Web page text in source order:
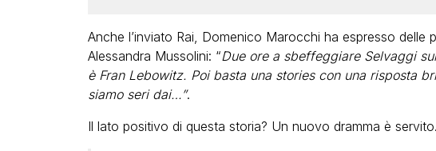
Anche l’inviato Rai, Domenico Marocchi ha espresso delle
Alessandra Mussolini: “Due ore a sbeffeggiare Selvaggi
è Fran Lebowitz. Poi basta una stories con una risposta
siamo seri dai…”.
Il lato positivo di questa storia? Un nuovo dramma è servito.